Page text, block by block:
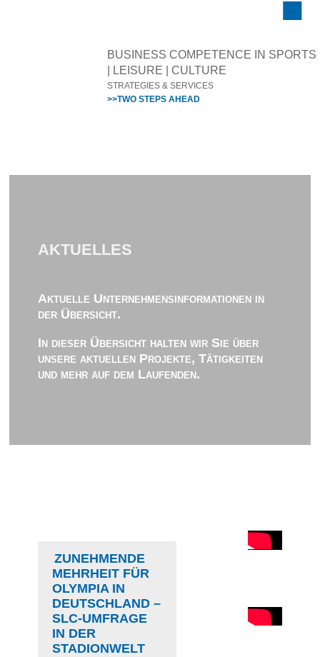
BUSINESS COMPETENCE IN SPORTS
| LEISURE | CULTURE
STRATEGIES & SERVICES
>>TWO STEPS AHEAD
AKTUELLES
Aktuelle Unternehmensinformationen in
der Übersicht.
In dieser Übersicht halten wir Sie über
unsere aktuellen Projekte, Tätigkeiten
und mehr auf dem Laufenden.
ZUNEHMENDE
MEHRHEIT FÜR
OLYMPIA IN
DEUTSCHLAND –
SLC-UMFRAGE
IN DER
STADIONWELT